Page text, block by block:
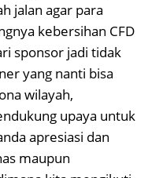
jalan agar para
kebersihan CFD
sponsor jadi tidak
yang nanti bisa
wilayah,
upaya untuk
apresiasi dan
maupun